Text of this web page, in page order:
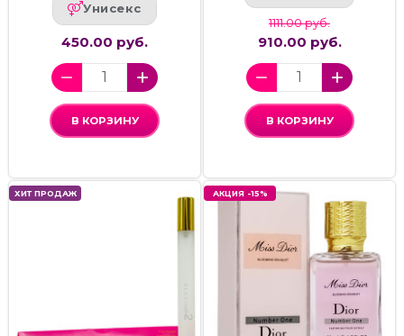
Унисекс
450.00 руб.
В КОРЗИНУ
1111.00 руб.
910.00 руб.
В КОРЗИНУ
ХИТ ПРОДАЖ АКЦИЯ -15%